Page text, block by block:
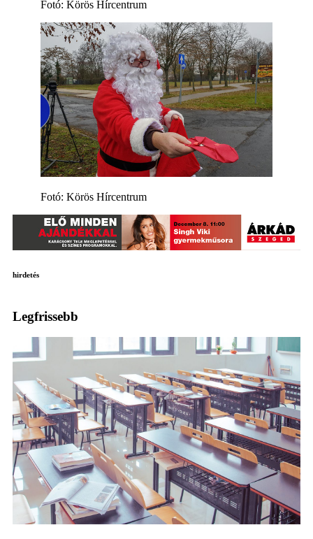
Fotó: Körös Hírcentrum
Fotó: Körös Hírcentrum
hirdetés
Legfrissebb